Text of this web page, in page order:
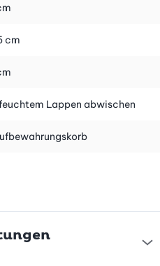
cm
Lappen abwischen